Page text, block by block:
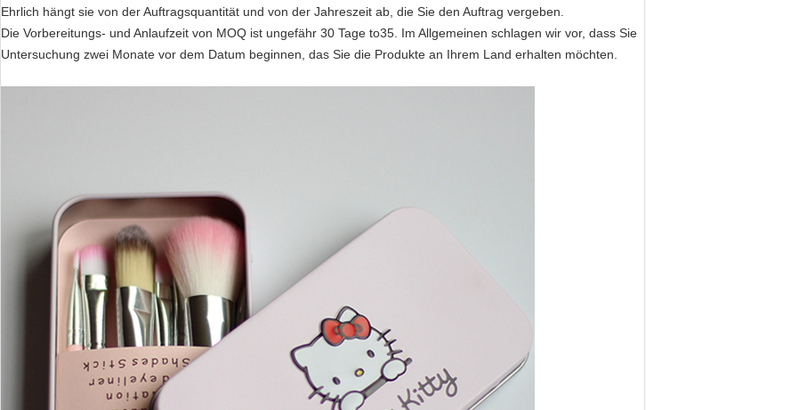
Ehrlich hängt sie von der Auftragsquantität und von der Jahreszeit ab, die Sie den Auftrag vergeben.
Die Vorbereitungs- und Anlaufzeit von MOQ ist ungefähr 30 Tage to35. Im Allgemeinen schlagen wir vor, dass Sie
Untersuchung zwei Monate vor dem Datum beginnen, das Sie die Produkte an Ihrem Land erhalten möchten.